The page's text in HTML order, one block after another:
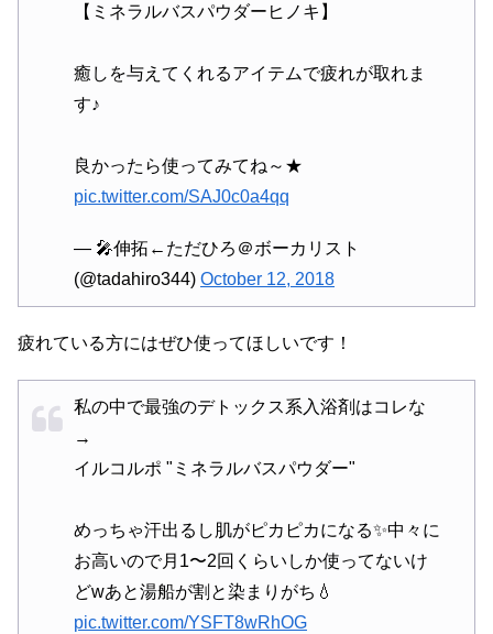
【ミネラルバスパウダーヒノキ】
癒しを与えてくれるアイテムで疲れが取れま
す♪
良かったら使ってみてね～★
pic.twitter.com/SAJ0c0a4qq
— 🎤伸拓←ただひろ＠ボーカリスト
(@tadahiro344) October 12, 2018
疲れている方にはぜひ使ってほしいです！
私の中で最強のデトックス系入浴剤はコレな
→
イルコルポ "ミネラルバスパウダー"
めっちゃ汗出るし肌がピカピカになる✨中々に
お高いので月1〜2回くらいしか使ってないけ
どwあと湯船が割と染まりがち💧
pic.twitter.com/YSFT8wRhOG